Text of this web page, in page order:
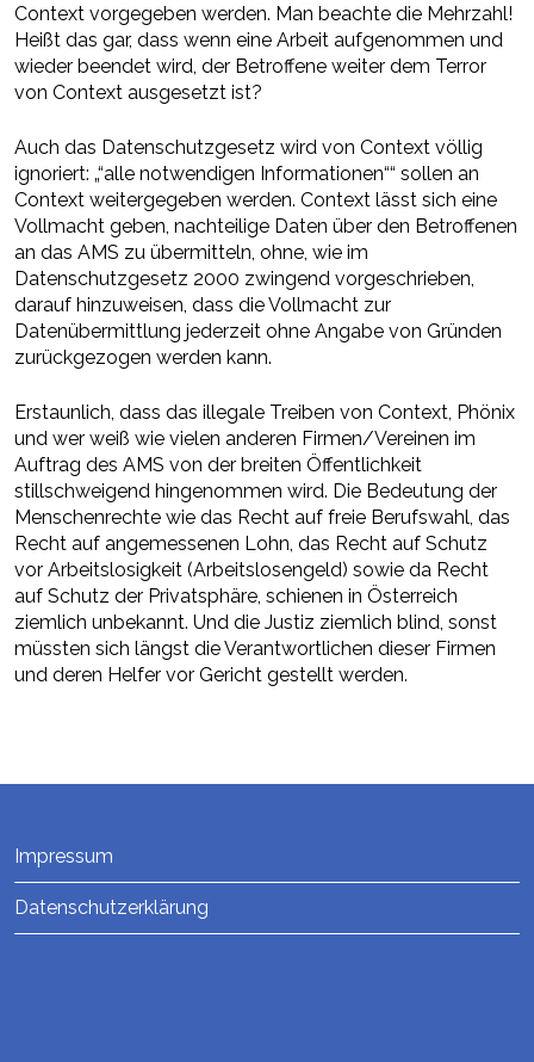
Context vorgegeben werden. Man beachte die Mehrzahl!
Heißt das gar, dass wenn eine Arbeit aufgenommen und
wieder beendet wird, der Betroffene weiter dem Terror
von Context ausgesetzt ist?
Auch das Datenschutzgesetz wird von Context völlig
ignoriert: „“alle notwendigen Informationen““ sollen an
Context weitergegeben werden. Context lässt sich eine
Vollmacht geben, nachteilige Daten über den Betroffenen
an das AMS zu übermitteln, ohne, wie im
Datenschutzgesetz 2000 zwingend vorgeschrieben,
darauf hinzuweisen, dass die Vollmacht zur
Datenübermittlung jederzeit ohne Angabe von Gründen
zurückgezogen werden kann.
Erstaunlich, dass das illegale Treiben von Context, Phönix
und wer weiß wie vielen anderen Firmen/Vereinen im
Auftrag des AMS von der breiten Öffentlichkeit
stillschweigend hingenommen wird. Die Bedeutung der
Menschenrechte wie das Recht auf freie Berufswahl, das
Recht auf angemessenen Lohn, das Recht auf Schutz
vor Arbeitslosigkeit (Arbeitslosengeld) sowie da Recht
auf Schutz der Privatsphäre, schienen in Österreich
ziemlich unbekannt. Und die Justiz ziemlich blind, sonst
müssten sich längst die Verantwortlichen dieser Firmen
und deren Helfer vor Gericht gestellt werden.
Impressum
Datenschutzerklärung